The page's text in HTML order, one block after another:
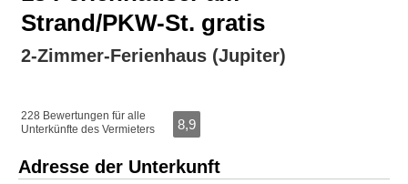
Strand/PKW-St. gratis
2-Zimmer-Ferienhaus (Jupiter)
228 Bewertungen für alle
Unterkünfte des Vermieters
8,9
Adresse der Unterkunft